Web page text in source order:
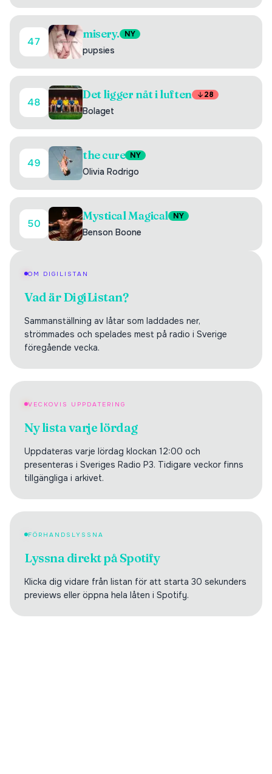
47
misery. NY
pupsies
48
Det ligger nåt i luften 28
Bolaget
49
the cure NY
Olivia Rodrigo
50
Mystical Magical NY
Benson Boone
OM DIGILISTAN
Vad är DigiListan?
Sammanställning av låtar som laddades ner,
strömmades och spelades mest på radio i Sverige
föregående vecka.
VECKOVIS UPPDATERING
Ny lista varje lördag
Uppdateras varje lördag klockan 12:00 och
presenteras i Sveriges Radio P3. Tidigare veckor finns
tillgängliga i arkivet.
FÖRHANDSLYSSNA
Lyssna direkt på Spotify
Klicka dig vidare från listan för att starta 30 sekunders
previews eller öppna hela låten i Spotify.